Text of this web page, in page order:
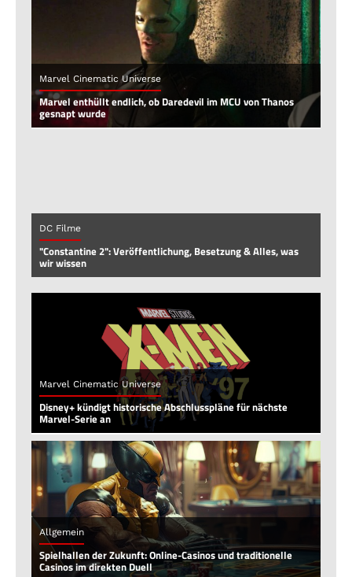
Marvel Cinematic Universe
Marvel enthüllt endlich, ob Daredevil im MCU von Thanos
gesnapt wurde
DC Filme
"Constantine 2": Veröffentlichung, Besetzung & Alles, was
wir wissen
Marvel Cinematic Universe
Disney+ kündigt historische Abschlusspläne für nächste
Marvel-Serie an
Allgemein
Spielhallen der Zukunft: Online-Casinos und traditionelle
Casinos im direkten Duell